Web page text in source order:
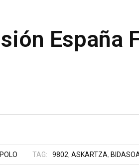
España
TAG: 9802, ASKARTZA,